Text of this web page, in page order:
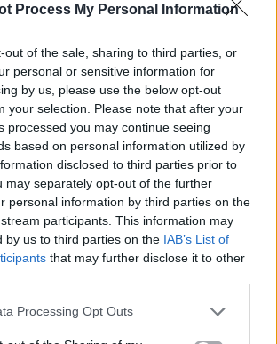
Process My Personal Information
out of the sale, sharing to third parties, or
personal or sensitive information for
by us, please use the below opt-out
your selection. Please note that after your
processed you may continue seeing
based on personal information utilized by
disclosed to third parties prior to
may separately opt-out of the further
personal information by third parties on the
participants. This information may
by us to third parties on the IAB’s List of
that may further disclose it to other
Processing Opt Outs
Και μετά υπάρχει το «We Are
συνεργασία με τον Lionel
τα όρια της μουσικής
ήταν απλώς ένα single· ήταν μια
αλληλεγγύης, με δεκάδες
καλλιτέχνες της εποχής να
ευαισθησίας, αποδεικνύοντας ότι η